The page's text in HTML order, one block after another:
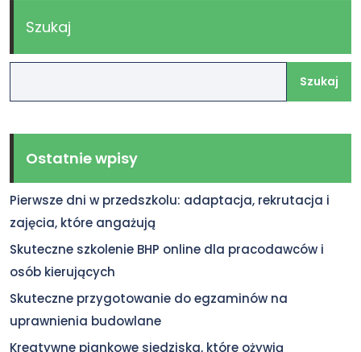
Szukaj
Szukaj
Ostatnie wpisy
Pierwsze dni w przedszkolu: adaptacja, rekrutacja i
zajęcia, które angażują
Skuteczne szkolenie BHP online dla pracodawców i
osób kierujących
Skuteczne przygotowanie do egzaminów na
uprawnienia budowlane
Kreatywne piankowe siedziska, które ożywią